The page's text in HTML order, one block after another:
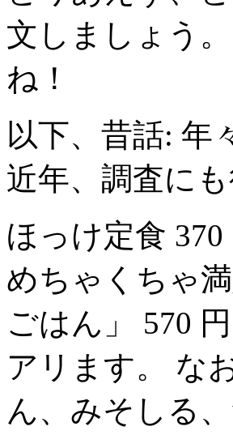
文しましょう
ね！
以下、昔話: 年
近年、調査に
ほっけ定食
めちゃくちゃ
ごはん」 570
アリます。 な
ん、みそしる